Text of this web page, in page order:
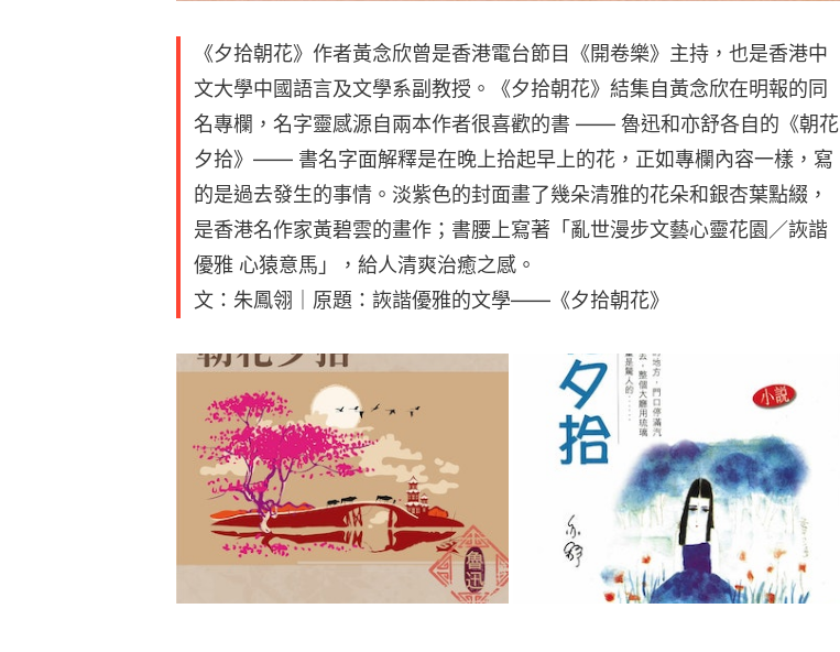
《夕拾朝花》作者黃念欣曾是香港電台節目《開卷樂》主持，也是香港中
文大學中國語言及文學系副教授。《夕拾朝花》結集自黃念欣在明報的同
名專欄，名字靈感源自兩本作者很喜歡的書 —— 魯迅和亦舒各自的《朝花
夕拾》—— 書名字面解釋是在晚上拾起早上的花，正如專欄內容一樣，寫
的是過去發生的事情。淡紫色的封面畫了幾朵清雅的花朵和銀杏葉點綴，
是香港名作家黃碧雲的畫作；書腰上寫著「亂世漫步文藝心靈花園／詼諧
優雅 心猿意馬」，給人清爽治癒之感。
文：朱鳳翎｜原題：詼諧優雅的文學——《夕拾朝花》